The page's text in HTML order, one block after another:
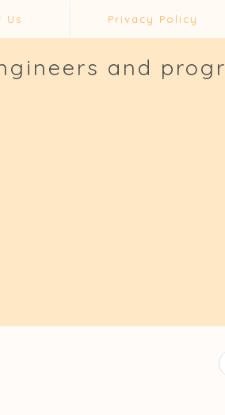
Us Privacy Policy
and